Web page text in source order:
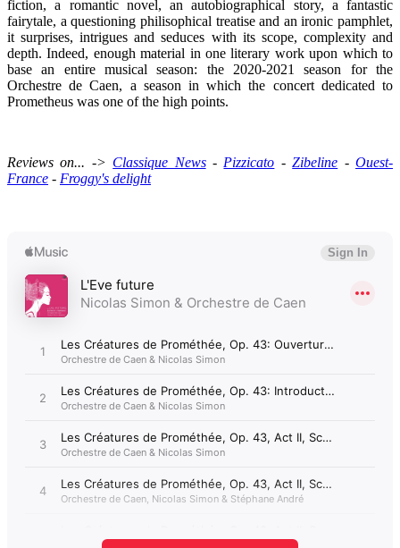
fiction, a romantic novel, an autobiographical story, a fantastic
fairytale, a questioning philisophical treatise and an ironic pamphlet,
it surprises, intrigues and seduces with its scope, complexity and
depth. Indeed, enough material in one literary work upon which to
base an entire musical season: the 2020-2021 season for the
Orchestre de Caen, a season in which the concert dedicated to
Prometheus was one of the high points.
Reviews on... -> Classique News- Pizzicato -Zibeline -Ouest-
France - Froggy's delight